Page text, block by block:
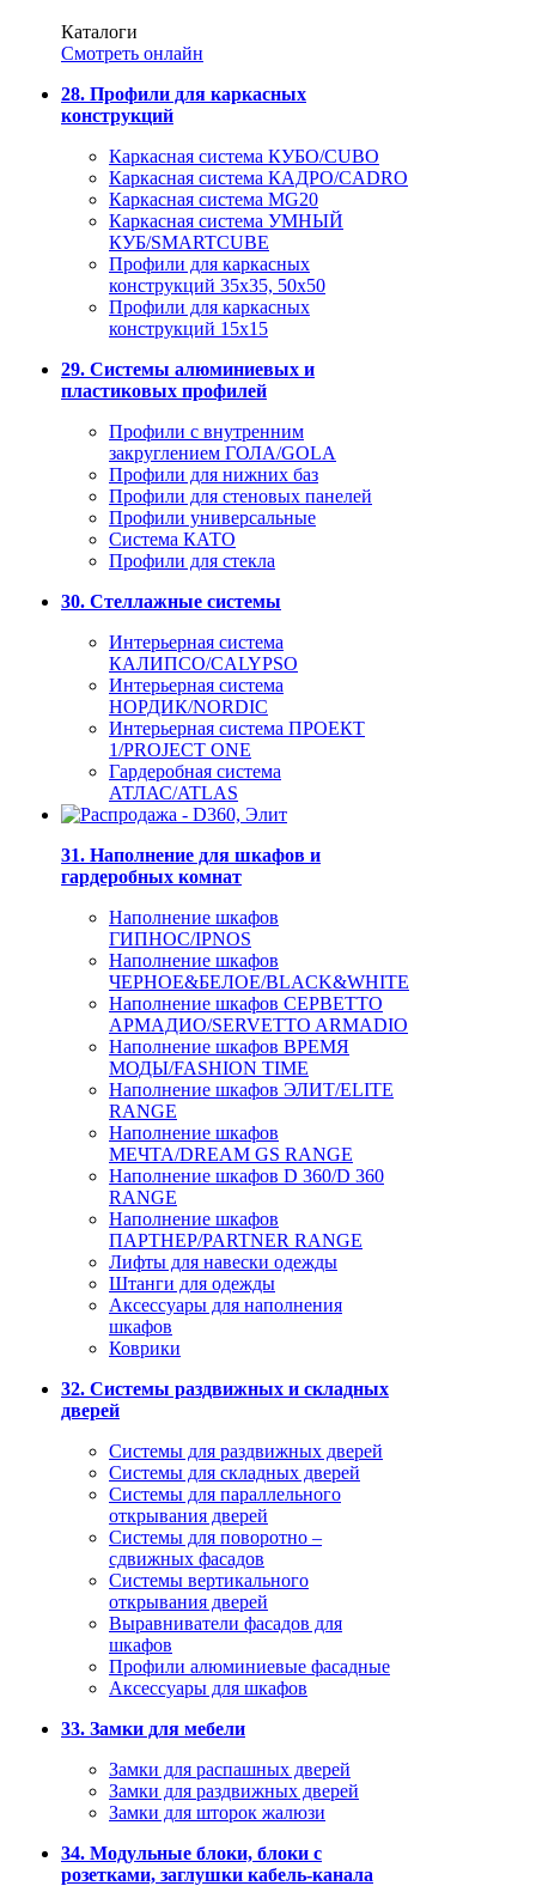
Каталоги
Смотреть онлайн
28. Профили для каркасных
конструкций
Каркасная система КУБО/CUBO
Каркасная система КАДРО/CADRO
Каркасная система MG20
Каркасная система УМНЫЙ
КУБ/SMARTCUBE
Профили для каркасных
конструкций 35x35, 50x50
Профили для каркасных
конструкций 15х15
29. Системы алюминиевых и
пластиковых профилей
Профили с внутренним
закруглением ГОЛА/GOLA
Профили для нижних баз
Профили для стеновых панелей
Профили универсальные
Система КАТО
Профили для стекла
30. Стеллажные системы
Интерьерная система
КАЛИПСО/CALYPSO
Интерьерная система
НОРДИК/NORDIC
Интерьерная система ПРОЕКТ
1/PROJECT ONE
Гардеробная система
АТЛАС/ATLAS
31. Наполнение для шкафов и
гардеробных комнат
Наполнение шкафов
ГИПНОС/IPNOS
Наполнение шкафов
ЧЕРНОЕ&БЕЛОЕ/BLACK&WHITE
Наполнение шкафов СЕРВЕТТО
АРМАДИО/SERVETTO ARMADIO
Наполнение шкафов ВРЕМЯ
МОДЫ/FASHION TIME
Наполнение шкафов ЭЛИТ/ELITE
RANGE
Наполнение шкафов
МЕЧТА/DREAM GS RANGE
Наполнение шкафов D 360/D 360
RANGE
Наполнение шкафов
ПАРТНЕР/PARTNER RANGE
Лифты для навески одежды
Штанги для одежды
Аксессуары для наполнения
шкафов
Коврики
32. Системы раздвижных и складных
дверей
Системы для раздвижных дверей
Системы для складных дверей
Системы для параллельного
открывания дверей
Системы для поворотно –
сдвижных фасадов
Системы вертикального
открывания дверей
Выравниватели фасадов для
шкафов
Профили алюминиевые фасадные
Аксессуары для шкафов
33. Замки для мебели
Замки для распашных дверей
Замки для раздвижных дверей
Замки для шторок жалюзи
34. Модульные блоки, блоки с
розетками, заглушки кабель-канала